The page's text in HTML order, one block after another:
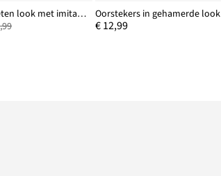
Handtas in rieten look met imitatieleren details Oorstekers in gehamerde look
€ 12,99